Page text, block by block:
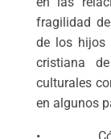
fragilidad
de los hijos
cristiana
culturales
en algunos